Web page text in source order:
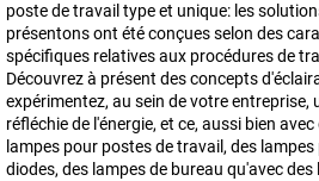
poste de travail type et unique: les
présentons ont été conçues selon des
spécifiques relatives aux procédures de
Découvrez à présent des concepts
expérimentez, au sein de votre entreprise,
réfléchie de l'énergie, et ce, aussi bien
lampes pour postes de travail, des
diodes, des lampes de bureau qu'avec